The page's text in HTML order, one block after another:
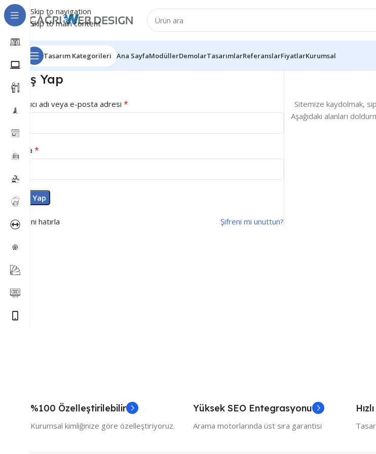
Skip to navigation
Skip to main content
Tasarım Kategorileri Ana SayfaModüllerDemolarTasarımlarReferanslarFiyatlarKurumsal
Giriş Yap
Kullanıcı adı veya e-posta adresi *
Parola *
Giriş Yap
Şifreni mi unuttun?
Beni hatırla
Sitemize kaydolmak,
Aşağıdaki alanları
%100 Özelleştirilebilir
Kurumsal kimliğinize göre özelleştiriyoruz.
Yüksek SEO Entegrasyonu
Arama motorlarında üst sıra garantisi